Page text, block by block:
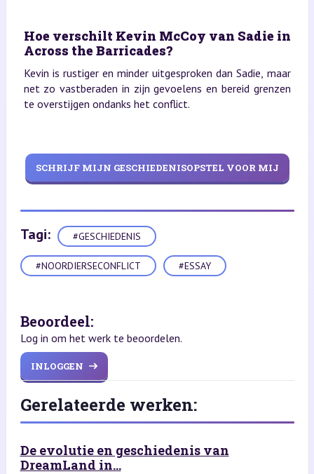
Hoe verschilt Kevin McCoy van Sadie in
Across the Barricades?
Kevin is rustiger en minder uitgesproken dan Sadie, maar
net zo vastberaden in zijn gevoelens en bereid grenzen
te overstijgen ondanks het conflict.
SCHRIJF MIJN GESCHIEDENISOPSTEL VOOR MIJ
Tagi: #GESCHIEDENIS
#NOORDIERSECONFLICT #ESSAY
Beoordeel:
Log in om het werk te beoordelen.
INLOGGEN
Gerelateerde werken:
De evolutie en geschiedenis van
DreamLand in...